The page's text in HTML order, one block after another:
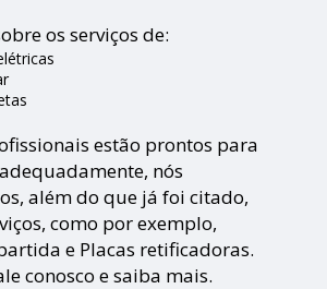
os serviços de:
estão prontos para
nós
além do que já foi citado,
como por exemplo,
e Placas retificadoras.
conosco e saiba mais.